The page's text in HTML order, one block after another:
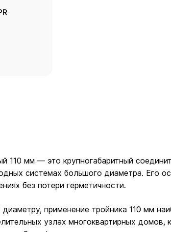
110 мм — это крупногабаритный
системах большого диаметра. Его
без потери герметичности.
применение тройника 110 мм
узлах многоквартирных